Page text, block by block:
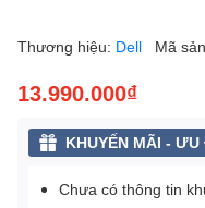
Thương hiệu: Dell Mã
13.990.000₫
KHUYẾN MÃI - ƯU
Chưa có thông tin